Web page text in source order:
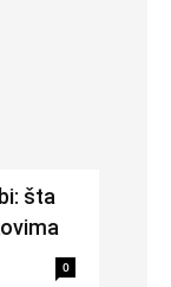
šta
0